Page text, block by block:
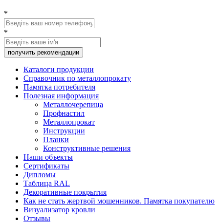
*
*
Каталоги продукции
Справочник по металлопрокату
Памятка потребителя
Полезная информация
Металлочерепица
Профнастил
Металлопрокат
Инструкции
Планки
Конструктивные решения
Наши объекты
Сертификаты
Дипломы
Таблица RAL
Декоративные покрытия
Как не стать жертвой мошенников. Памятка покупателю
Визуализатор кровли
Отзывы